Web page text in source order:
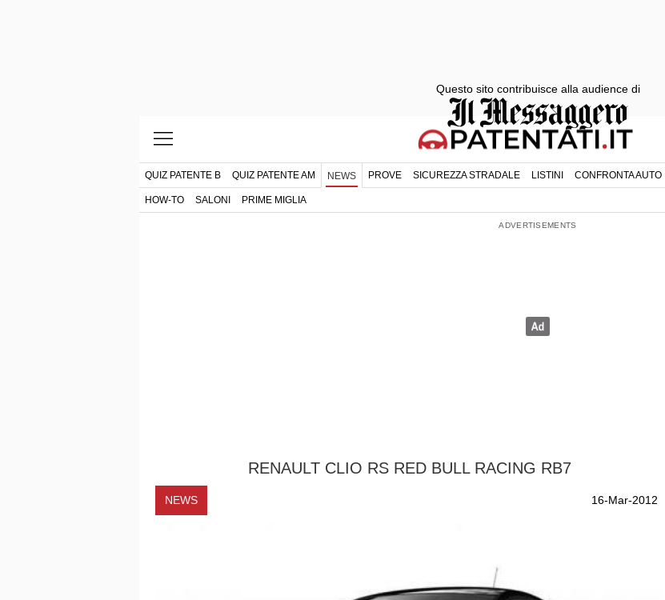
QUIZ PATENTE B QUIZ PATENTE AM NEWS PROVE SICUREZZA STRADALE LISTINI CONFRONTA AUTO
HOW-TO SALONI PRIME MIGLIA
RENAULT CLIO RS RED BULL RACING RB7
NEWS 16-Mar-2012
Questo sito contribuisce alla audience di